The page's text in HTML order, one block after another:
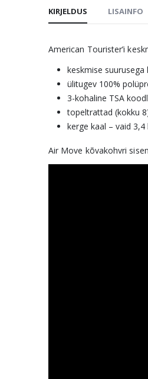
KIRJELDUS LISAINFO
American Tourister’i
keskmise
ülitugev 100%
3-kohaline TSA
topeltrattad (kokku
kerge kaal – vaid 3,4
Air Move kõvakohvri